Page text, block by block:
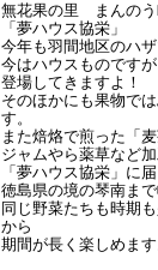
無花果の里 まんのう
「夢ハウス協栄」
今年も羽間地区のハ
今はハウスものです
登場してきますよ！
そのほかにも果物で
す。
また焙烙で煎った「
ジャムやら薬草など
「夢ハウス協栄」に
徳島県の境の琴南ま
同じ野菜たちも時期
から
期間が長く楽しめます